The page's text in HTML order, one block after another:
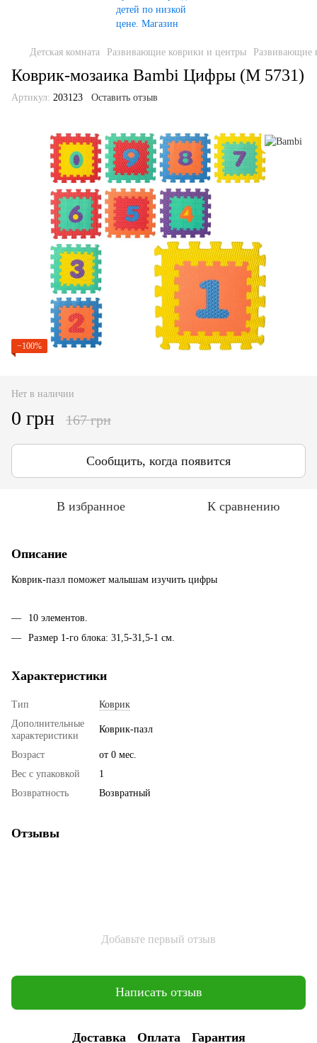
Детская комната Развивающие коврики и центры Развивающие
Коврик-мозаика Bambi Цифры (M 5731)
Артикул: 203123 Оставить отзыв
−100%
Нет в наличии
0 грн 167 грн
Сообщить, когда появится
В избранное К сравнению
Описание
Коврик-пазл поможет малышам изучить цифры
10 элементов.
Размер 1-го блока: 31,5-31,5-1 см.
Характеристики
Тип
Коврик
Дополнительные
характеристики
Коврик-пазл
Возраст
от 0 мес.
Вес с упаковкой
1
Возвратность
Возвратный
Отзывы
Добавьте первый отзыв
Написать отзыв
Доставка Оплата Гарантия